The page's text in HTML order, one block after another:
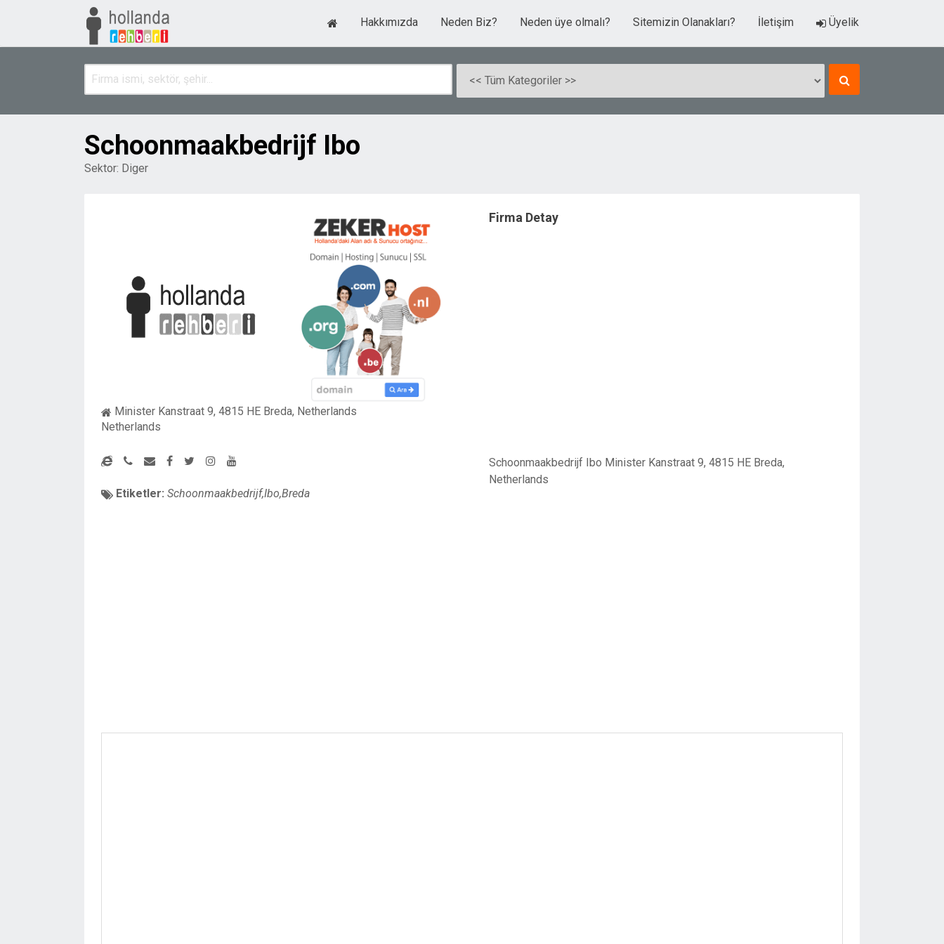
Hakkımızda Neden Biz? Neden üye olmalı? Sitemizin Olanakları? İletişim Üyelik
Schoonmaakbedrijf Ibo
Sektor: Diger
Minister Kanstraat 9, 4815 HE Breda, Netherlands
Netherlands
Etiketler: Schoonmaakbedrijf,Ibo,Breda
Firma Detay
Schoonmaakbedrijf Ibo Minister Kanstraat 9, 4815 HE Breda,
Netherlands